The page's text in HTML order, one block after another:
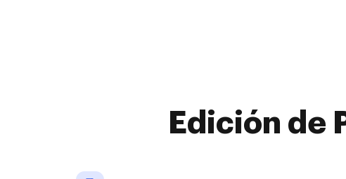
Edición de